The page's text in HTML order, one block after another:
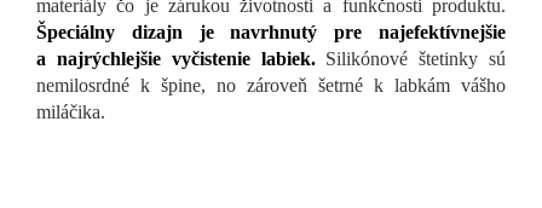
materiály čo je zárukou životnosti a funkčnosti produktu.
Špeciálny dizajn je navrhnutý pre najefektívnejšie
a najrýchlejšie vyčistenie labiek.Silikónové štetinky sú
nemilosrdné k špine, no zároveň šetrné k labkám vášho
miláčika.